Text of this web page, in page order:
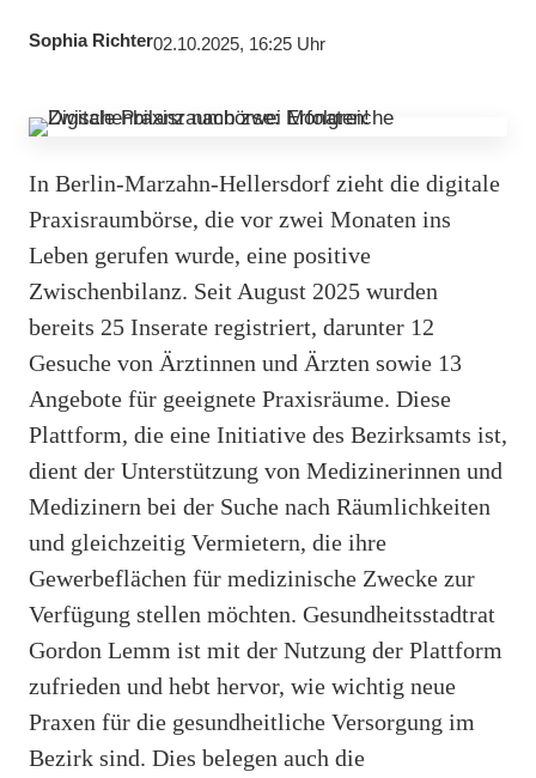
Sophia Richter02.10.2025, 16:25 Uhr
In Berlin-Marzahn-Hellersdorf zieht die digitale
Praxisraumbörse, die vor zwei Monaten ins
Leben gerufen wurde, eine positive
Zwischenbilanz. Seit August 2025 wurden
bereits 25 Inserate registriert, darunter 12
Gesuche von Ärztinnen und Ärzten sowie 13
Angebote für geeignete Praxisräume. Diese
Plattform, die eine Initiative des Bezirksamts ist,
dient der Unterstützung von Medizinerinnen und
Medizinern bei der Suche nach Räumlichkeiten
und gleichzeitig Vermietern, die ihre
Gewerbeflächen für medizinische Zwecke zur
Verfügung stellen möchten. Gesundheitsstadtrat
Gordon Lemm ist mit der Nutzung der Plattform
zufrieden und hebt hervor, wie wichtig neue
Praxen für die gesundheitliche Versorgung im
Bezirk sind. Dies belegen auch die